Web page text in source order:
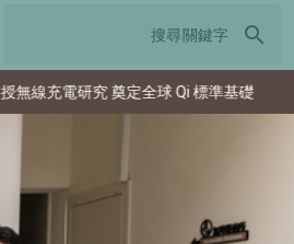
search
鋪路能源與AI未來：美國交通基